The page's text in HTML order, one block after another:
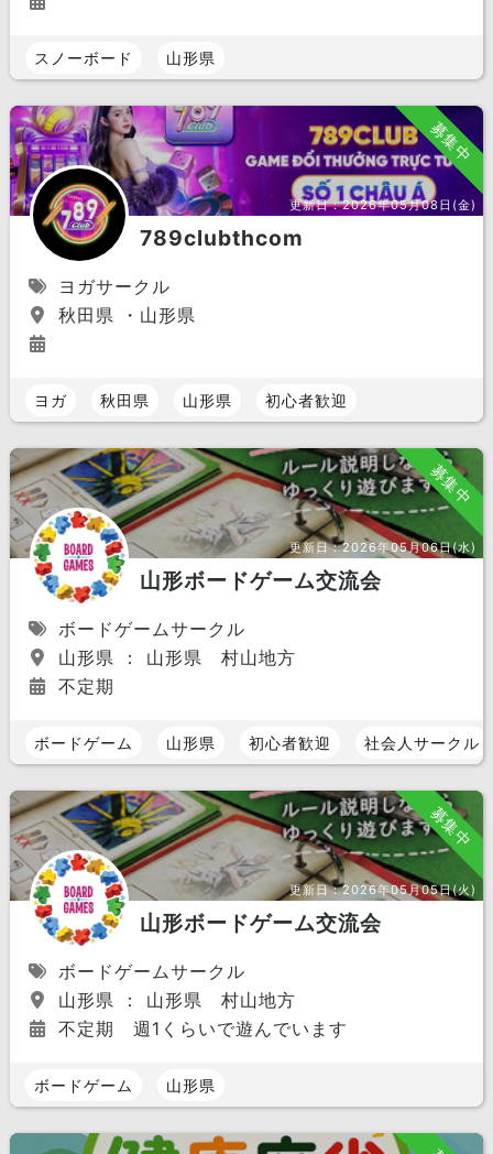
スノーボード 山形県
募集中
更新日：2026年05月08日(金)
789clubthcom
ヨガサークル
秋田県 ・山形県
ヨガ 秋田県 山形県 初心者歓迎
募集中
更新日：2026年05月06日(水)
山形ボードゲーム交流会
ボードゲームサークル
山形県 ： 山形県 村山地方
不定期
ボードゲーム 山形県 初心者歓迎 社会人サークル
募集中
更新日：2026年05月05日(火)
山形ボードゲーム交流会
ボードゲームサークル
山形県 ： 山形県 村山地方
不定期 週1くらいで遊んでいます
ボードゲーム 山形県